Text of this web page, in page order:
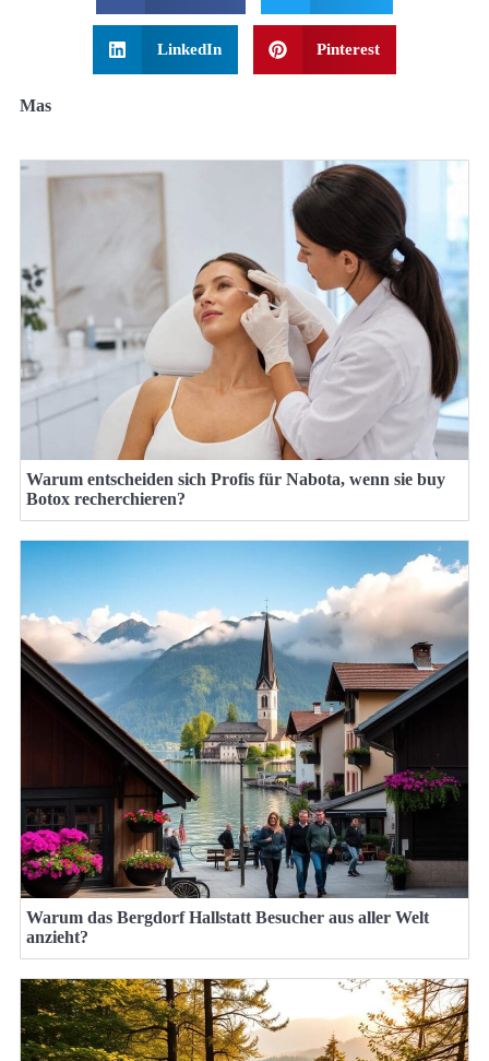
LinkedIn Pinterest
Mas
Warum entscheiden sich Profis für Nabota, wenn sie buy
Botox recherchieren?
Warum das Bergdorf Hallstatt Besucher aus aller Welt
anzieht?